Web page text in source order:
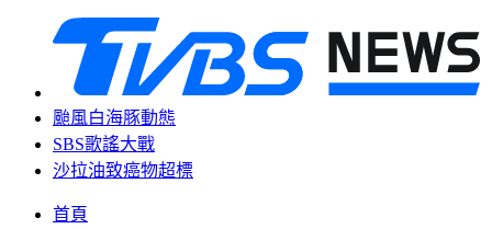
颱風白海豚動態
SBS歌謠大戰
沙拉油致癌物超標
首頁